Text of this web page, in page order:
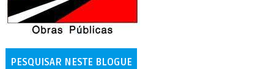
PESQUISAR NESTE BLOGUE